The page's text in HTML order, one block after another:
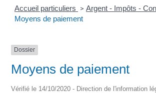
Accueil particuliers > Argent - Impôts -
Moyens de paiement
Dossier
Moyens de paiement
Vérifié le 14/10/2020 - Direction de l'information